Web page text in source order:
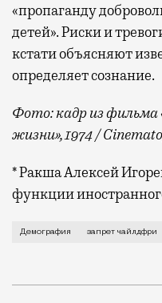
«пропаганду
детей». Риски и
кстати объясняют
определяет сознание.
Фото: кадр из фильма
жизни», 1974 /
* Ракша Алексей
функции
Демография запрет чайлдфри